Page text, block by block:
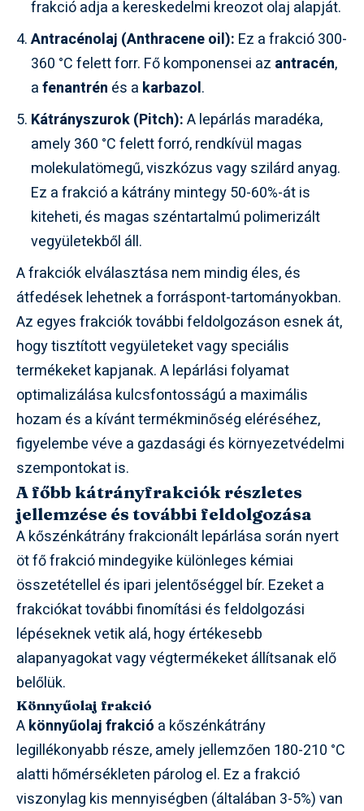
frakció adja a kereskedelmi kreozot olaj alapját.
Antracénolaj (Anthracene oil): Ez a frakció 300-
360 °C felett forr. Fő komponensei az antracén,
afenantrén és a karbazol.
Kátrányszurok (Pitch):A lepárlás maradéka,
amely 360 °C felett forró, rendkívül magas
molekulatömegű, viszkózus vagy szilárd anyag.
Ez a frakció a kátrány mintegy 50-60%-át is
kiteheti, és magas széntartalmú polimerizált
vegyületekből áll.
A frakciók elválasztása nem mindig éles, és
átfedések lehetnek a forráspont-tartományokban.
Az egyes frakciók további feldolgozáson esnek át,
hogy tisztított vegyületeket vagy speciális
termékeket kapjanak. A lepárlási folyamat
optimalizálása kulcsfontosságú a maximális
hozam és a kívánt termékminőség eléréséhez,
figyelembe véve a gazdasági és környezetvédelmi
szempontokat is.
A főbb kátrányfrakciók részletes
jellemzése és további feldolgozása
A kőszénkátrány frakcionált lepárlása során nyert
öt fő frakció mindegyike különleges kémiai
összetétellel és ipari jelentőséggel bír. Ezeket a
frakciókat további finomítási és feldolgozási
lépéseknek vetik alá, hogy értékesebb
alapanyagokat vagy végtermékeket állítsanak elő
belőlük.
Könnyűolaj frakció
Akönnyűolaj frakció a kőszénkátrány
legillékonyabb része, amely jellemzően 180-210 °C
alatti hőmérsékleten párolog el. Ez a frakció
viszonylag kis mennyiségben (általában 3-5%) van